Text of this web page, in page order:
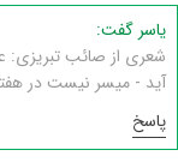
یاسر گفت:
شعری از صائب
آید - میسر نیست در
پاسخ